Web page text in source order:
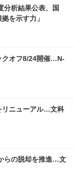
分析結果公表、国
を示す力」
クオフ8/24開催…N-
リニューアル…文科
らの脱却を推進…文